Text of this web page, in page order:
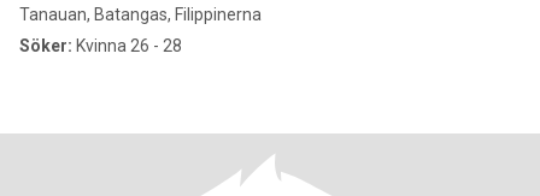
Tanauan, Batangas, Filippinerna
Söker: Kvinna 26 - 28